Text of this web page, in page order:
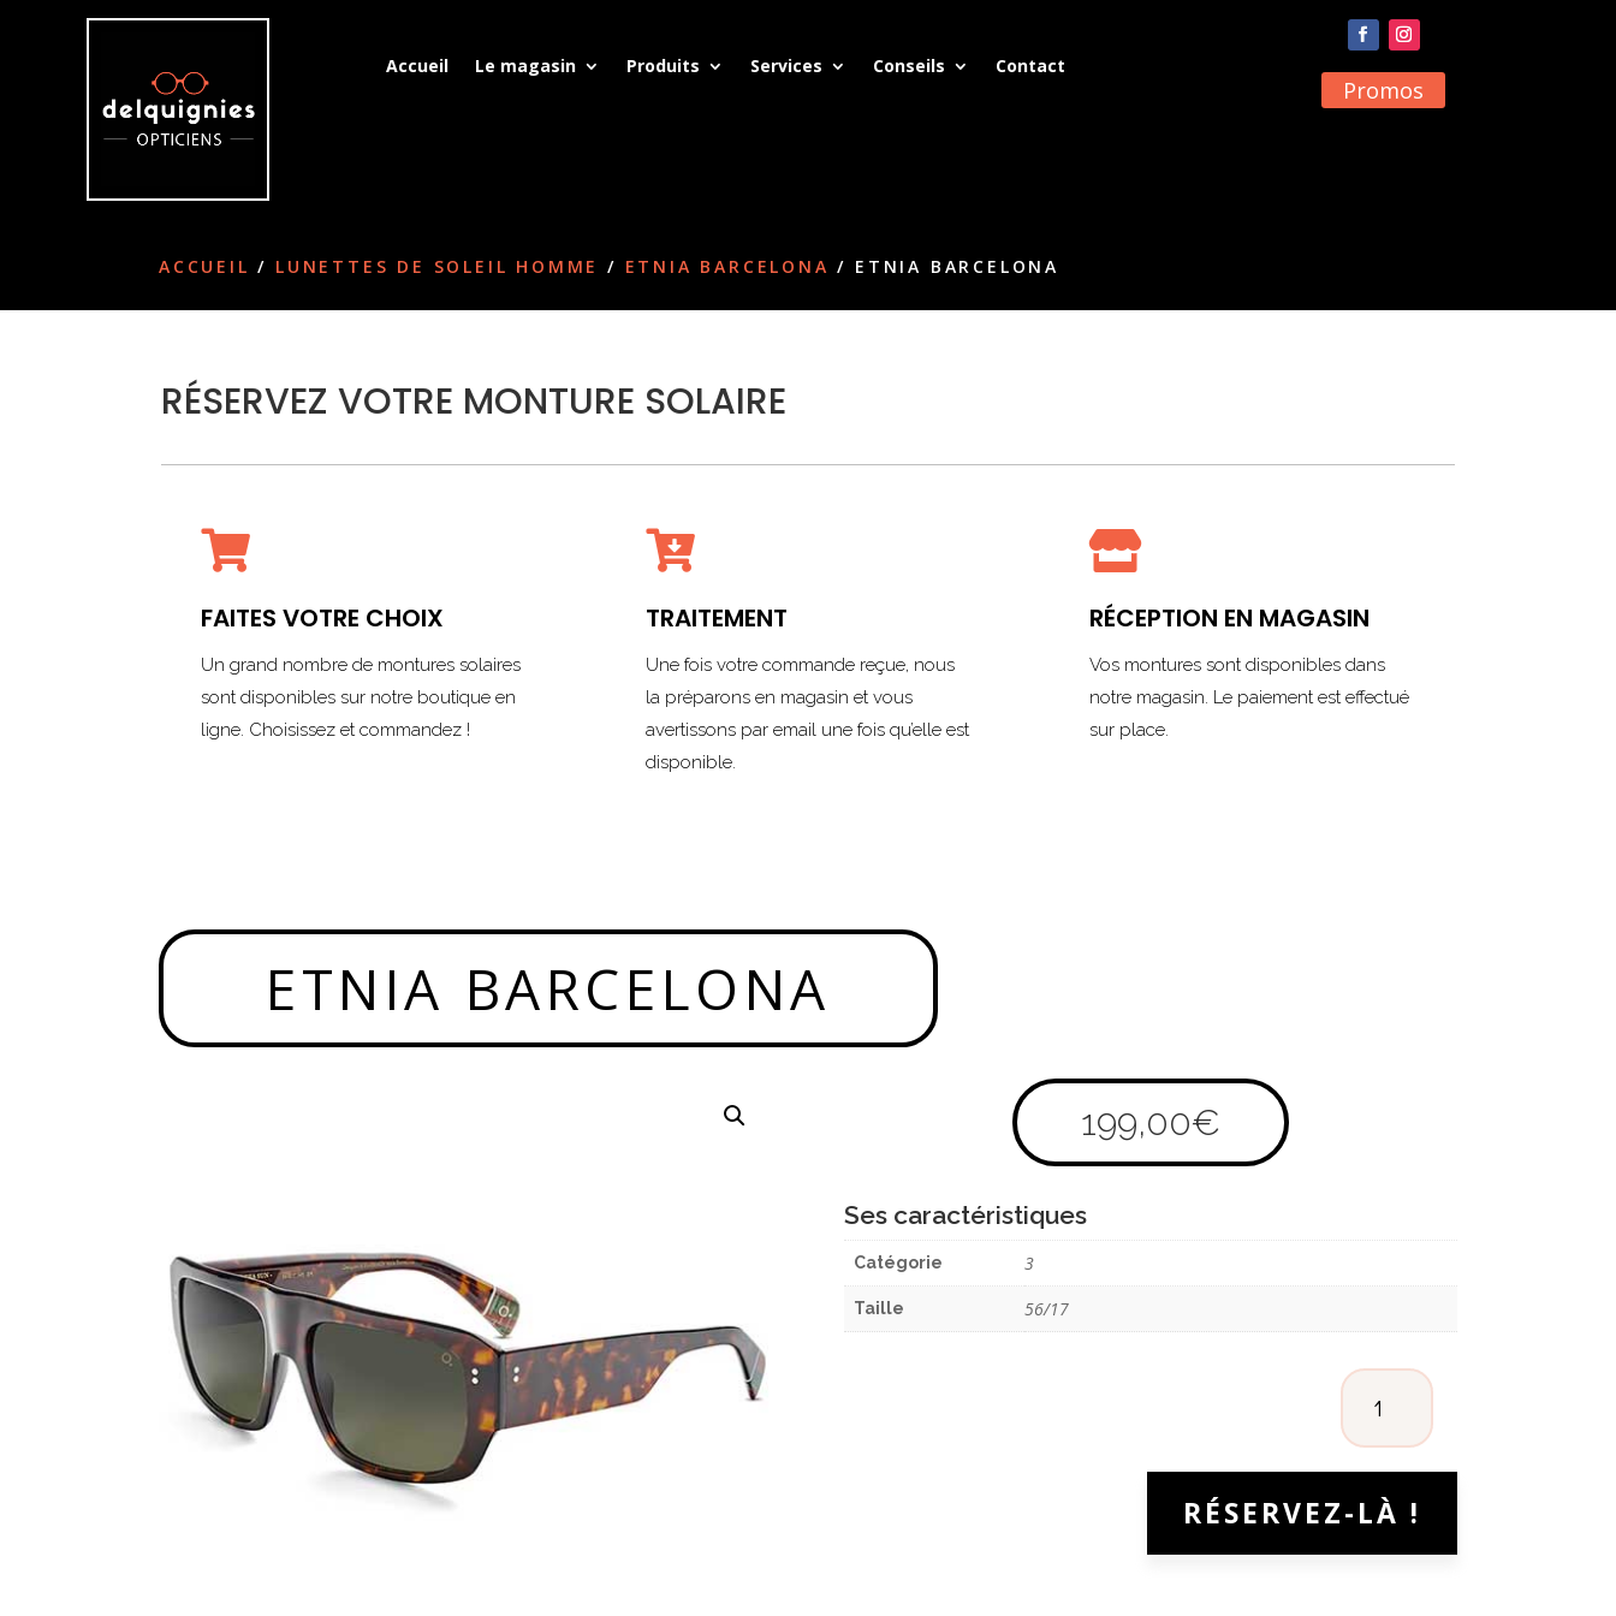
Accueil Le magasin Produits Services Conseils Contact
Promos
ACCUEIL / LUNETTES DE SOLEIL HOMME / ETNIA BARCELONA / ETNIA BARCELONA
RÉSERVEZ VOTRE MONTURE SOLAIRE

FAITES VOTRE CHOIX
Un grand nombre de montures solaires
sont disponibles sur notre boutique en
ligne. Choisissez et commandez !

TRAITEMENT
Une fois votre commande reçue, nous
la préparons en magasin et vous
avertissons par email une fois qu’elle est
disponible.

RÉCEPTION EN MAGASIN
Vos montures sont disponibles dans
notre magasin. Le paiement est effectué
sur place.
ETNIA BARCELONA
199,00€
Ses caractéristiques
Catégorie 3
Taille 56/17
QUANTITÉ
ETNIA
RÉSERVEZ-LÀ !